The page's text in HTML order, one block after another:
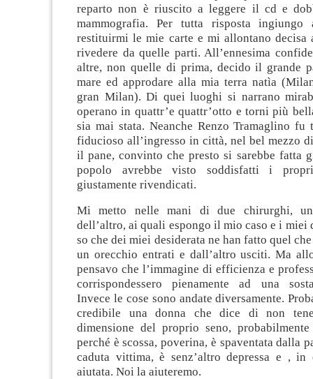
reparto non è riuscito a leggere il cd e
mammografia. Per tutta risposta
restituirmi le mie carte e mi allontano
rivedere da quelle parti. All’ennesima
altre, non quelle di prima, decido il grande
mare ed approdare alla mia terra natìa
gran Milan). Di quei luoghi si narrano
operano in quattr’e quattr’otto e torni più
sia mai stata. Neanche Renzo Tramaglino fu
fiducioso all’ingresso in città, nel bel mezzo
il pane, convinto che presto si sarebbe fatta
popolo avrebbe visto soddisfatti i
giustamente rivendicati.
Mi metto nelle mani di due chirurghi,
dell’altro, ai quali espongo il mio caso e i miei
so che dei miei desiderata ne han fatto quel
un orecchio entrati e dall’altro usciti. Ma
pensavo che l’immagine di efficienza e
corrispondessero pienamente ad una
Invece le cose sono andate diversamente.
credibile una donna che dice di non
dimensione del proprio seno,
perché è scossa, poverina, è spaventata dalla
caduta vittima, è senz’altro depressa e , in
aiutata. Noi la aiuteremo.